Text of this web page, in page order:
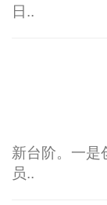
日..
新台阶。一是
员..